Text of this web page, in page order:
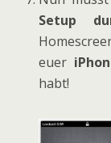
Setup
euer
habt!